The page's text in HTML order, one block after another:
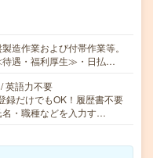
造作業および付帯作業等。
待遇・福利厚生≫・日払…
英語力不要
だけでもOK！履歴書不要
・職種などを入力す…